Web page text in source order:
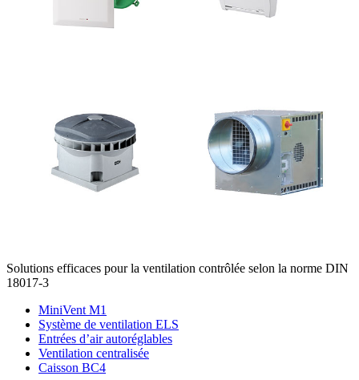
Solutions efficaces pour la ventilation contrôlée selon la norme DIN
18017-3
MiniVent M1
Système de ventilation ELS
Entrées d’air autoréglables
Ventilation centralisée
Caisson BC4